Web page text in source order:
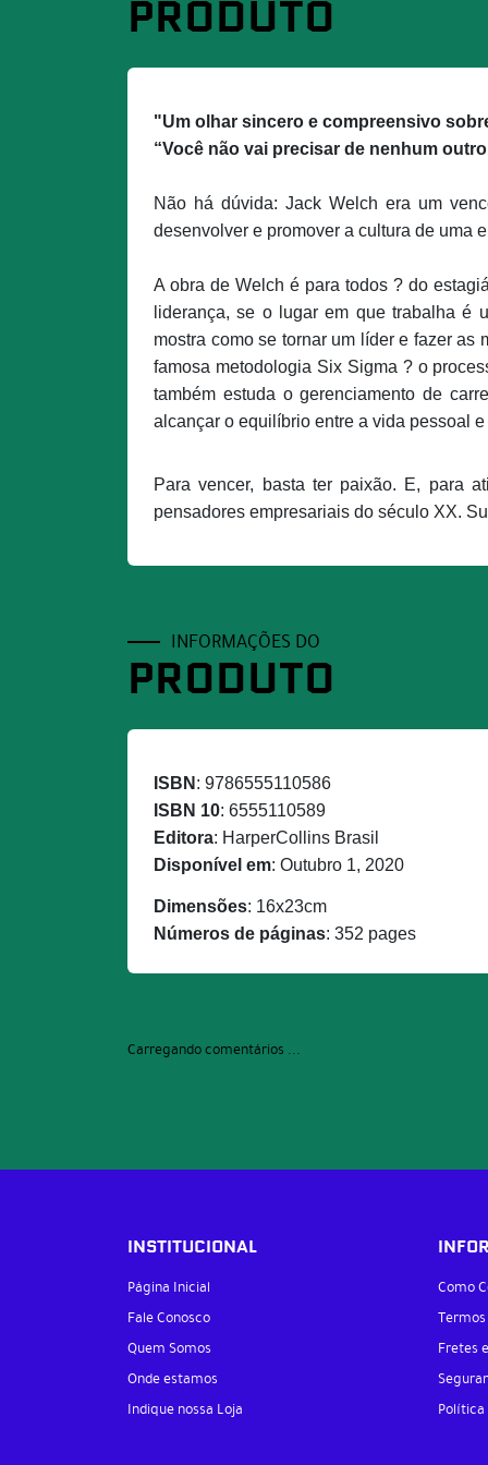
PRODUTO
"Um olhar sincero e compreensivo
“Você não vai precisar de nenhum
Não há dúvida: Jack Welch era um
desenvolver e promover a cultura de uma
A obra de Welch é para todos ? do
liderança, se o lugar em que trabalha é
mostra como se tornar um líder e fazer as
famosa metodologia Six Sigma ? o
também estuda o gerenciamento de
alcançar o equilíbrio entre a vida pessoal
Para vencer, basta ter paixão. E, para
pensadores empresariais do século XX.
INFORMAÇÕES DO
PRODUTO
ISBN : 9786555110586
ISBN 10: 6555110589
Editora: HarperCollins Brasil
Disponível em: Outubro 1, 2020
Dimensões: 16x23cm
Números de páginas: 352 pages
Carregando comentários ...
INSTITUCIONAL
Página Inicial
Fale Conosco
Quem Somos
Onde estamos
Indique nossa Loja
Como
Fretes
Política